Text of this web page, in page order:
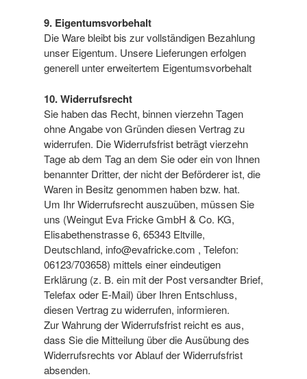
9. Eigentumsvorbehalt
Die Ware bleibt bis zur vollständigen Bezahlung
unser Eigentum. Unsere Lieferungen erfolgen
generell unter erweitertem Eigentumsvorbehalt
10. Widerrufsrecht
Sie haben das Recht, binnen vierzehn Tagen
ohne Angabe von Gründen diesen Vertrag zu
widerrufen. Die Widerrufsfrist beträgt vierzehn
Tage ab dem Tag an dem Sie oder ein von Ihnen
benannter Dritter, der nicht der Beförderer ist, die
Waren in Besitz genommen haben bzw. hat.
Um Ihr Widerrufsrecht auszuüben, müssen Sie
uns (Weingut Eva Fricke GmbH & Co. KG,
Elisabethenstrasse 6, 65343 Eltville,
Deutschland, info@evafricke.com , Telefon:
06123/703658) mittels einer eindeutigen
Erklärung (z. B. ein mit der Post versandter Brief,
Telefax oder E-Mail) über Ihren Entschluss,
diesen Vertrag zu widerrufen, informieren.
Zur Wahrung der Widerrufsfrist reicht es aus,
dass Sie die Mitteilung über die Ausübung des
Widerrufsrechts vor Ablauf der Widerrufsfrist
absenden.